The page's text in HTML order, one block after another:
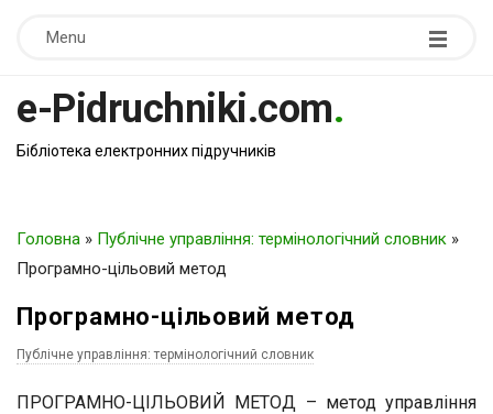
Menu
e-Pidruchniki.com.
Бібліотека електронних підручників
Головна » Публічне управління: термінологічний словник »
Програмно-цільовий метод
Програмно-цільовий метод
Публічне управління: термінологічний словник
ПРОГРАМНО-ЦІЛЬОВИЙ МЕТОД – метод управління